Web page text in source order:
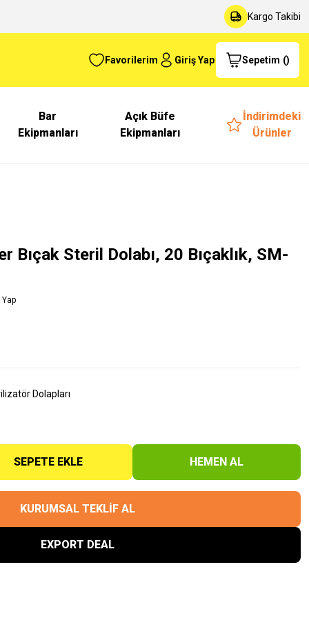
Kargo Takibi
Favorilerim Giriş Yap Sepetim ()
Bar
Ekipmanları
Açık Büfe
Ekipmanları
İndirimdeki
Ürünler
Bıçak Steril Dolabı, 20 Bıçaklık, SM-
Dolapları
SEPETE EKLE HEMEN AL
KURUMSAL TEKLİF AL
EXPORT DEAL